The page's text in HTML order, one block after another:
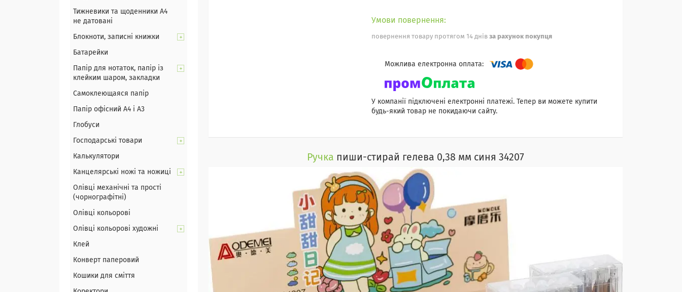
повернення товару протягом 14 днів за рахунок покупця
У компанії підключені електронні платежі. Тепер ви можете купити
будь-який товар не покидаючи сайту.
Ручка пиши-стирай гелева 0,38 мм синя 34207
Тижневики та щоденники А4
не датовані
Блокноти, записні книжки
Батарейки
Папір для нотаток, папір із
клейким шаром, закладки
Самоклеющаяся папір
Папір офісний А4 і А3
Глобуси
Господарські товари
Калькулятори
Канцелярські ножі та ножиці
Олівці механічні та прості
(чорнографітні)
Олівці кольорові
Олівці кольорові художні
Клей
Конверт паперовий
Кошики для сміття